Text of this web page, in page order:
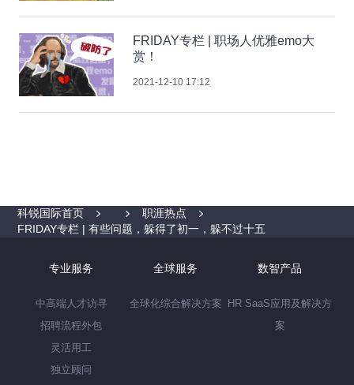
FRIDAY专栏 | 职场人优雅emo大
赏！
2021-12-10 17:12
科锐国际首页
职涯热点
FRIDAY专栏 | 有些问题，躲得了初一，躲不过十五
专业服务
中高端人才访寻
招聘流程外包
灵活用工
独立顾问
全球服务
全球化综合解决方案
数智产品
HR SaaS应用及解决方
案